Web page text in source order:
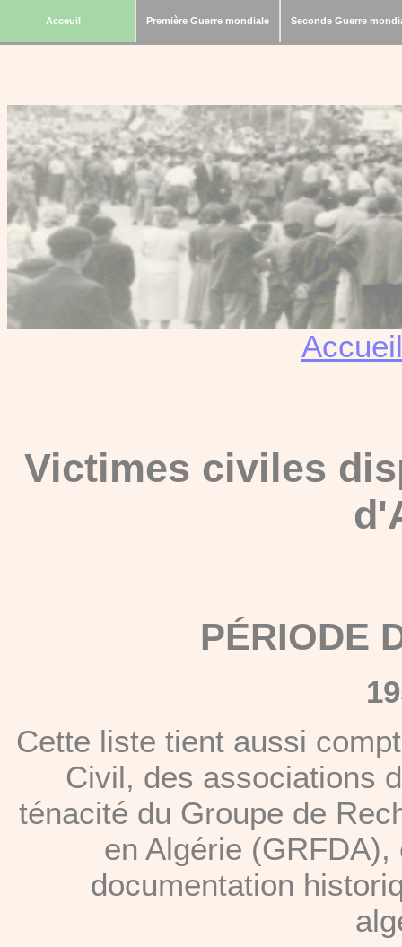
Acceuil Première Guerre mondiale Seconde Guerre
Victimes civiles
PÉRIODE
Cette liste tient aussi
Civil, des associations
ténacité du Groupe de
en Algérie
documentation